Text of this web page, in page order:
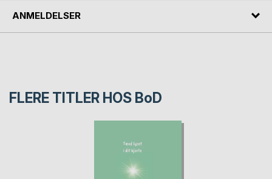
ANMELDELSER
FLERE TITLER HOS BoD